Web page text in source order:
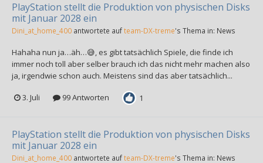
PlayStation stellt die Produktion von physischen Disks
mit Januar 2028 ein
Dini_at_home_400 antwortete aufteam-DX-treme's Thema in: News
Hahaha nun ja…äh…😅, es gibt tatsächlich Spiele, die finde ich
immer noch toll aber selber brauch ich das nicht mehr machen also
ja, irgendwie schon auch. Meistens sind das aber tatsächlich...
3. Juli 99 Antworten 1
PlayStation stellt die Produktion von physischen Disks
mit Januar 2028 ein
Dini_at_home_400 antwortete aufteam-DX-treme's Thema in: News